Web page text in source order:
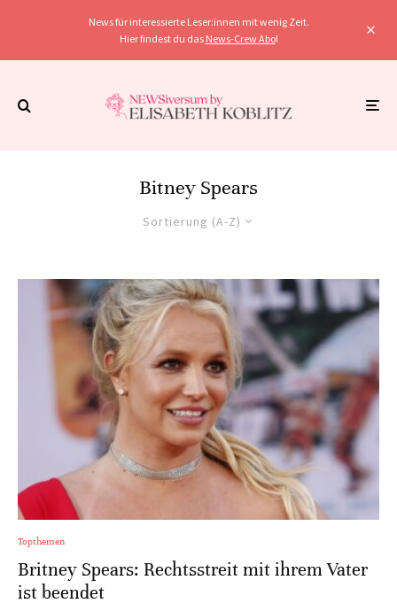
News für interessierte Leser:innen mit wenig Zeit.
Hier findest du das News-Crew Abo!
Bitney Spears
Sortierung (A-Z)
Topthemen
Britney Spears: Rechtsstreit mit ihrem Vater
ist beendet